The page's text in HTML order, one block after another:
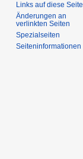
Links auf diese Seite
Änderungen an
verlinkten Seiten
Spezialseiten
Seiten­­informationen